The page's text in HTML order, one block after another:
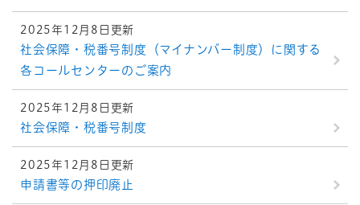
2025年12月8日更新
社会保障・税番号制度（マイナンバー制度）に関する
各コールセンターのご案内
2025年12月8日更新
社会保障・税番号制度
2025年12月8日更新
申請書等の押印廃止